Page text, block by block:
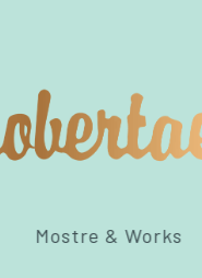
Mostre & Works